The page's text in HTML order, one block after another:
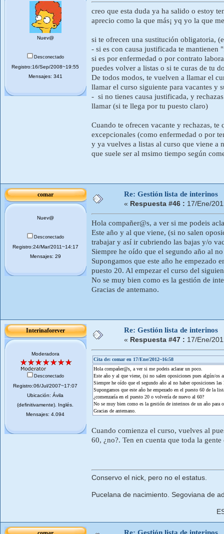
Nuev@
Desconectado
Registro:16/Sep/2008~19:55
Mensajes: 341
creo que esta duda ya ha salido o estoy
aprecio como la que más¡ yq yo la que
si te ofrecen una sustitución obligatoria,
- si es con causa justificada te mantienen
si es por enfermedad o por contrato
puedes volver a listas o si te curas de tu
De todos modos, te vuelven a llamar el
llamar el curso siguiente para vacantes y
- si no tienes causa justificada, y
llamar (si te llega por tu puesto claro)
Cuando te ofrecen vacante y rechazas,
excepcionales (como enfermedad o por
y ya vuelves a listas al curso que viene a
que suele ser al msimo tiempo según
comar
Nuev@
Desconectado
Registro:24/Mar/2011~14:17
Mensajes: 29
Re: Gestión lista de interinos
« Respuesta #46 : 17/Ene/
Hola compañer@s, a ver si me podeis
Este año y al que viene, (si no salen
trabajar y así ir cubriendo las bajas y/o
Siempre he oído que el segundo año al
Supongamos que este año he empezado
puesto 20. Al empezar el curso del
No se muy bien como es la gestión de
Gracias de antemano.
Interinaforever
Moderadora
Desconectado
Registro:06/Jul/2007~17:07
Ubicación: Ávila
(definitivamente). Inglés.
Mensajes: 4.094
Re: Gestión lista de interinos
« Respuesta #47 : 17/Ene/
Cita de: comar en 17/Ene/2012~16:58
Hola compañer@s, a ver si me podeis aclarar un poco.
Este año y al que viene, (si no salen oposiciones pues algún/os
Siempre he oído que el segundo año al no haber oposiciones
Supongamos que este año he empezado en el puesto 60 de la
¿comenzaría en el puesto 20 o volvería de nuevo al 60?
No se muy bien como es la gestión de interinos de un año para
Gracias de antemano.
Cuando comienza el curso, vuelves al
60, ¿no?. Ten en cuenta que toda la
Conservo el nick, pero no el estatus.
Pucelana de nacimiento. Segoviana de